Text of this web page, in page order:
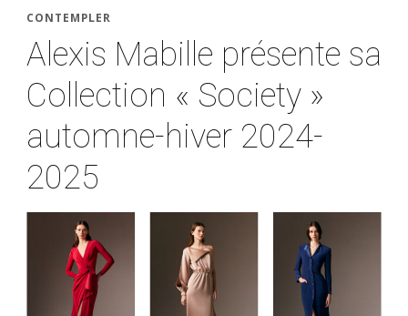
CONTEMPLER
Alexis Mabille présente sa
Collection « Society »
automne-hiver 2024-
2025